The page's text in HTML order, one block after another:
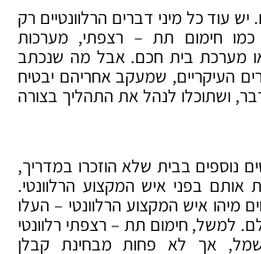
עוד כל מיני דברים הרלוונטיים רק
חימום תת – רצפתי, מערכות
מערכת בית חכם. אבל מה שנכתב
העיקריים, שמעקב אחריהם יבטיח
ושתוכלו לנהל את התהליך בצורה
נוספים בבית שלא הוזכרו במדריך,
אותם בפני איש המקצוע הרלוונטי.
מיהו איש המקצוע הרלוונטי – העלו
למשל, חימום תת – רצפתי רלוונטי
אך לא פחות מבחינת קבלן